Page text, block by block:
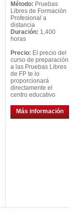
Método: Pruebas
Libres de Formación
Profesional a
distancia
Duración: 1,400
horas
Precio: El precio del
curso de preparación
a las Pruebas Libres
de FP te lo
proporcionará
directamente el
centro educativo
Más información